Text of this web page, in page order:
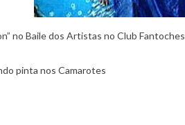
no Baile dos Artistas no Club Fantoches
pinta nos Camarotes